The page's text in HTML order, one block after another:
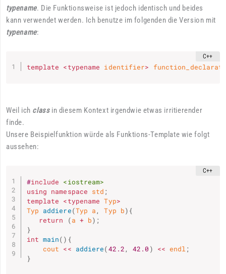
typename. Die Funktionsweise ist jedoch identisch und beides
kann verwendet werden. Ich benutze im folgenden die Version mit
typename:
template <typename identifier>
Weil ich class in diesem Kontext irgendwie etwas irritierender
finde.
Unsere Beispielfunktion würde als Funktions-Template wie folgt
aussehen:
#include <iostream>
using namespace std ;
template <typename Typ>
Typ addiere(Typ a, Typ b) {
return
(a + b) ;
}
int main( ) {
    cout
<< addiere(42.2, 42.0 ) << endl ;
}